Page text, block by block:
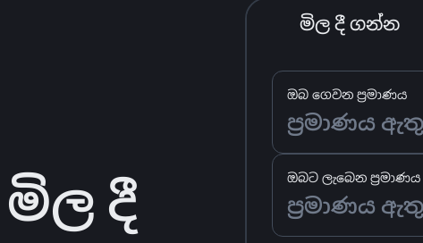
මිල දී
මිල දී ගන්න
ඔබ ගෙවන ප්‍රමාණය
ඔබට ලැබෙන ප්‍රමාණය